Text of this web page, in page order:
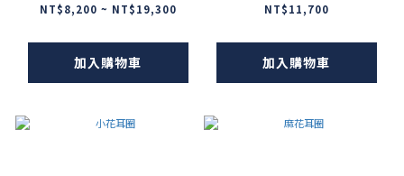
NT$8,200 ~ NT$19,300
加入購物車
NT$11,700
加入購物車